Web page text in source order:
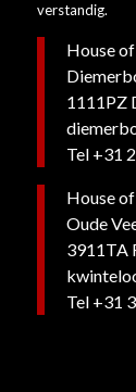
verstandig.
House
1111PZ
Tel +31
House
Oude
3911TA
Tel +31